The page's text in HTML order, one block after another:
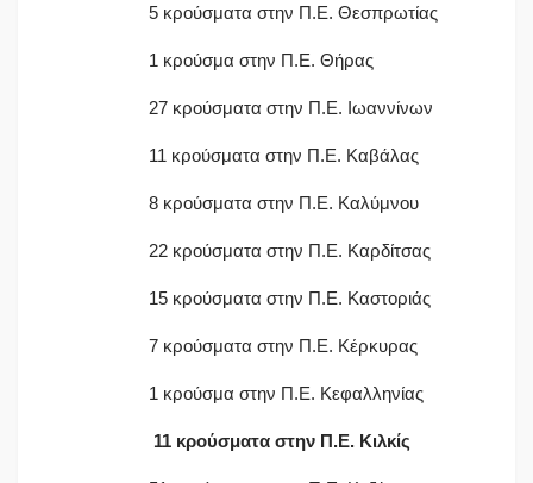
5 κρούσματα στην Π.Ε. Θεσπρωτίας
1 κρούσμα στην Π.Ε. Θήρας
27 κρούσματα στην Π.Ε. Ιωαννίνων
11 κρούσματα στην Π.Ε. Καβάλας
8 κρούσματα στην Π.Ε. Καλύμνου
22 κρούσματα στην Π.Ε. Καρδίτσας
15 κρούσματα στην Π.Ε. Καστοριάς
7 κρούσματα στην Π.Ε. Κέρκυρας
1 κρούσμα στην Π.Ε. Κεφαλληνίας
11 κρούσματα στην Π.Ε. Κιλκίς